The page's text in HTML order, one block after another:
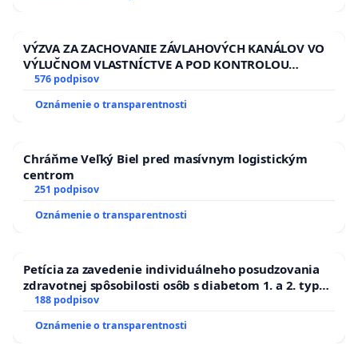
VÝZVA ZA ZACHOVANIE ZÁVLAHOVÝCH KANÁLOV VO
VÝLUČNOM VLASTNÍCTVE A POD KONTROLOU
SLOVENSKEJ REPUBLIKY & žiadosť na riešenie
kanálov na Slovensku
576 podpisov
Oznámenie o transparentnosti
Chráňme Veľký Biel pred masívnym logistickým
centrom
251 podpisov
Oznámenie o transparentnosti
Petícia za zavedenie individuálneho posudzovania
zdravotnej spôsobilosti osôb s diabetom 1. a 2. typu
pri prijímaní do Policajného zboru SR
188 podpisov
Oznámenie o transparentnosti